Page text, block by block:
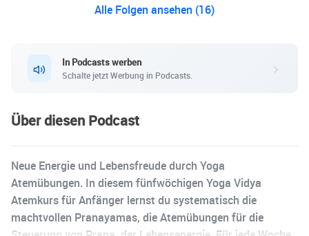
Alle Folgen ansehen (16)
In Podcasts werben
Schalte jetzt Werbung in Podcasts.
Über diesen Podcast
Neue Energie und Lebensfreude durch Yoga
Atemübungen. In diesem fünfwöchigen Yoga Vidya
Atemkurs für Anfänger lernst du systematisch die
machtvollen Pranayamas, die Atemübungen für die